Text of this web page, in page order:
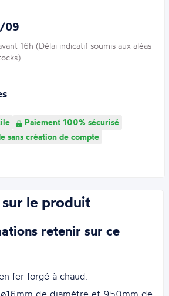
09
16h (Délai indicatif soumis aux aléas
Paiement 100% sécurisé
sans création de compte
le produit
retenir sur ce
fer forgé à chaud.
de diamètre et 950mm de